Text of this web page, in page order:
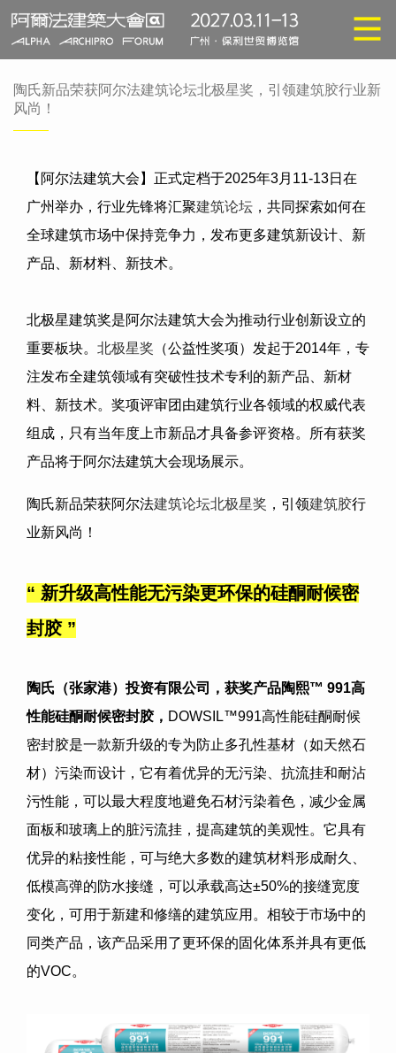
陶氏新品荣获阿尔法建筑论坛北极星奖，引领建筑胶行业新
风尚！
【阿尔法建筑大会】正式定档于2025年3月 11-13日在
广州举办，行业先锋将汇聚建筑论坛 ，共同探索如何在
全球建筑市场中保持竞争力，发布更多建筑新设计、新
产品、新材料、新技术。
北极星建筑奖是阿尔法建筑大会为推动行业创新设立的
重要板块。 北极星奖 （公益性奖项）发起于2014年，专
注发布全建筑领域有突破性技术专利的新产品、新材
料、新技术。奖项评审团由建筑行业各领域的权威代表
组成，只有当年度上市新品才具备参评资格。所有获奖
产品将于阿尔法建筑大会现场展示。
陶氏新品荣获阿尔法建筑论坛北极星奖 ，引领建筑胶行
业新风尚！
“ 新升级高性能无污染更环保的硅酮耐候密
封胶 ”
陶氏（张家港）投资有限公司 ，获奖产品陶熙™ 991高
性能硅酮耐候密封胶， DOWSIL™991高性能硅酮耐候
密封胶是一款新升级的专为防止多孔性基材（如天然石
材）污染而设计，它有着优异的无污染、抗流挂和耐沾
污性能，可以最大程度地避免石材污染着色，减少金属
面板和玻璃上的脏污流挂，提高建筑的美观性。它具有
优异的粘接性能，可与绝大多数的建筑材料形成耐久、
低模高弹的防水接缝，可以承载高达±50%的接缝宽度
变化，可用于新建和修缮的建筑应用。相较于市场中的
同类产品，该产品采用了更环保的固化体系并具有更低
的VOC。